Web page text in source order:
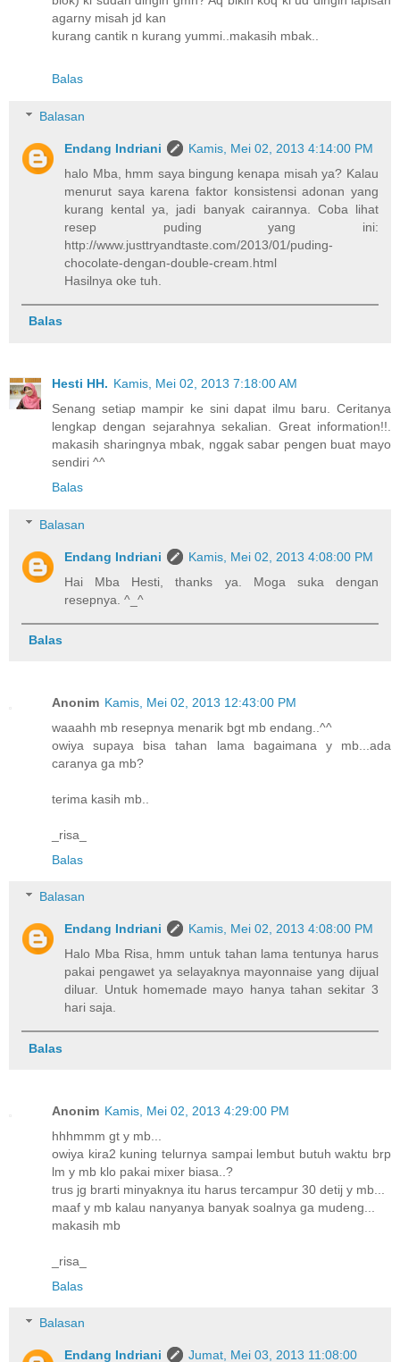
agarny misah jd kan
kurang cantik n kurang yummi..makasih mbak..
Balas
Balasan
Endang Indriani
Kamis, Mei 02, 2013 4:14:00 PM
halo Mba, hmm saya bingung kenapa misah ya? Kalau
menurut saya karena faktor konsistensi adonan yang
kurang kental ya, jadi banyak cairannya. Coba lihat
resep puding yang ini:
http://www.justtryandtaste.com/2013/01/puding-
chocolate-dengan-double-cream.html
Hasilnya oke tuh.
Balas
Hesti HH. Kamis, Mei 02, 2013 7:18:00 AM
Senang setiap mampir ke sini dapat ilmu baru. Ceritanya
lengkap dengan sejarahnya sekalian. Great information!!.
makasih sharingnya mbak, nggak sabar pengen buat mayo
sendiri ^^
Balas
Balasan
Endang Indriani
Kamis, Mei 02, 2013 4:08:00 PM
Hai Mba Hesti, thanks ya. Moga suka dengan
resepnya. ^_^
Balas
Anonim Kamis, Mei 02, 2013 12:43:00 PM
waaahh mb resepnya menarik bgt mb endang..^^
owiya supaya bisa tahan lama bagaimana y mb...ada
caranya ga mb?
terima kasih mb..
_risa_
Balas
Balasan
Endang Indriani
Kamis, Mei 02, 2013 4:08:00 PM
Halo Mba Risa, hmm untuk tahan lama tentunya harus
pakai pengawet ya selayaknya mayonnaise yang dijual
diluar. Untuk homemade mayo hanya tahan sekitar 3
hari saja.
Balas
Anonim Kamis, Mei 02, 2013 4:29:00 PM
hhhmmm gt y mb...
owiya kira2 kuning telurnya sampai lembut butuh waktu brp
lm y mb klo pakai mixer biasa..?
trus jg brarti minyaknya itu harus tercampur 30 detij y mb...
maaf y mb kalau nanyanya banyak soalnya ga mudeng...
makasih mb
_risa_
Balas
Balasan
Endang Indriani Jumat, Mei 03, 2013 11:08:00